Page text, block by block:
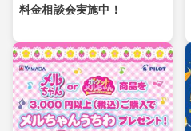
料金相談会実施中！